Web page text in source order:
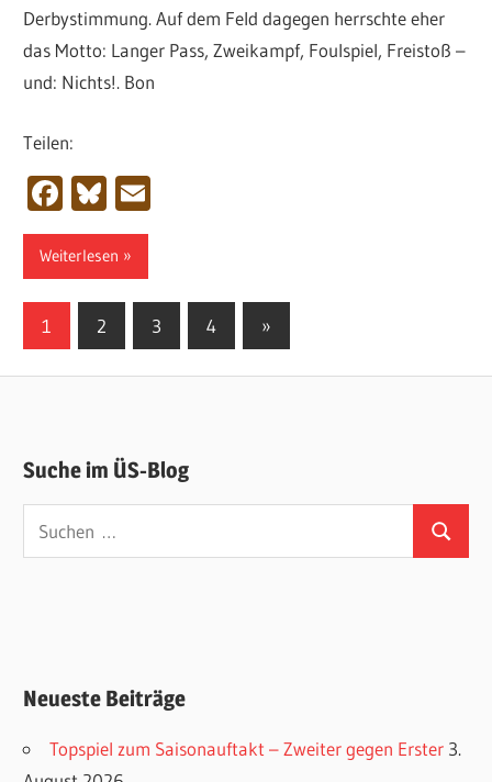
Derbystimmung. Auf dem Feld dagegen herrschte eher
das Motto: Langer Pass, Zweikampf, Foulspiel, Freistoß –
und: Nichts!. Bon
Teilen:
Facebook
Bluesky
Weiterlesen
Seitennummerierung
1 2 3 4
Nächste
Beiträge
»
Suche im ÜS-Blog
Suchen
nach:
Suchen
Neueste Beiträge
Topspiel zum Saisonauftakt – Zweiter gegen Erster 3.